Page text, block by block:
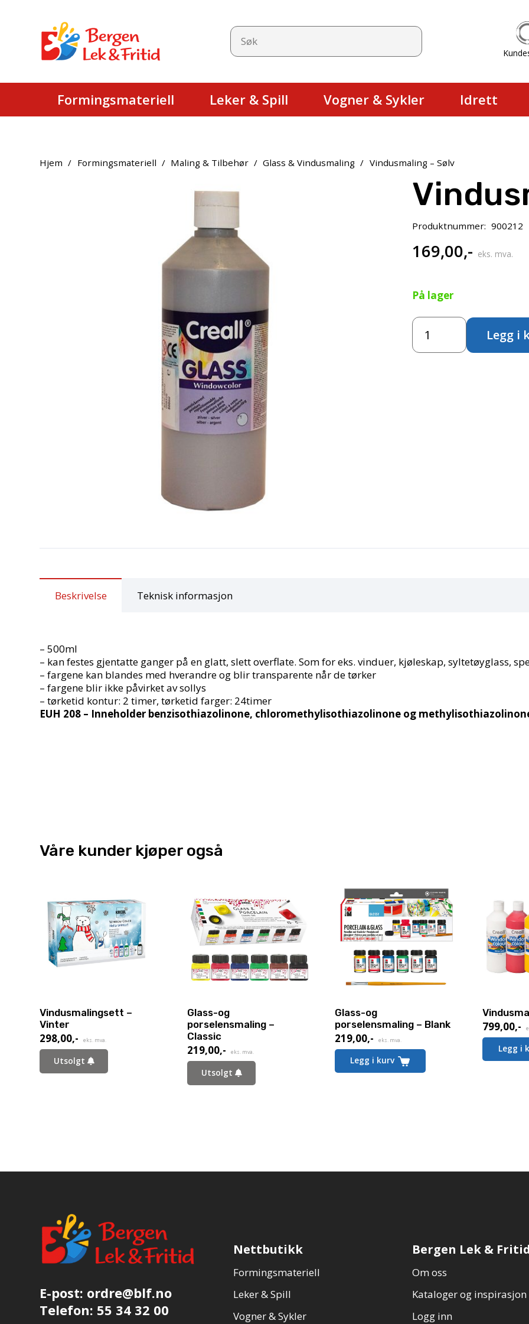
Formingsmateriell Leker & Spill Vogner & Sykler Idrett
Hjem / Formingsmateriell / Maling & Tilbehør / Glass & Vindusmaling / Vindusmaling – Sølv
Produktnummer: 900212
169,00,- eks. mva.
På lager
Vindusmaling
Sølv
Legg i
Beskrivelse Teknisk informasjon
– 500ml
– kan festes gjentatte ganger på en glatt, slett overflate. Som for eks. vinduer, kjøleskap, syltetøyglass,
– fargene kan blandes med hverandre og blir transparente når de tørker
– fargene blir ikke påvirket av sollys
– tørketid kontur: 2 timer, tørketid farger: 24timer
EUH 208 – Inneholder benzisothiazolinone, chloromethylisothiazolinone og
Våre kunder kjøper også
Vindusmalingsett –
Vinter
298,00,- eks. mva.
Utsolgt
Glass-og
porselensmaling –
Classic
219,00,- eks. mva.
Utsolgt
Glass-og
porselensmaling – Blank
219,00,- eks. mva.
Legg i kurv
799,00,-
Legg i
E-post: ordre@blf.no
Telefon: 55 34 32 00
Nettbutikk
Formingsmateriell
Leker & Spill
Vogner & Sykler
Bergen Lek &
Om oss
Kataloger og inspirasjon
Logg inn